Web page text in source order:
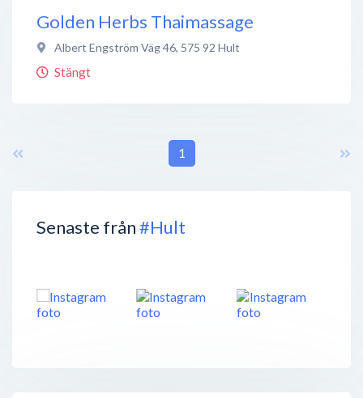
Senaste från#Hult
Golden Herbs Thaimassage
Albert Engström Väg 46, 575 92 Hult
Stängt
1